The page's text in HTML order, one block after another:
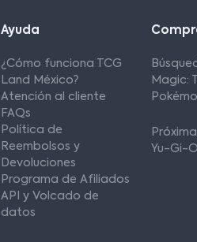
Ayuda
¿Cómo funciona TCG
Land México?
Atención al cliente
FAQs
Política de
Reembolsos y
Devoluciones
Programa de Afiliados
API y Volcado de
datos
Magic:
Yu-Gi-